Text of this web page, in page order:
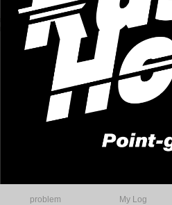
problem My Log